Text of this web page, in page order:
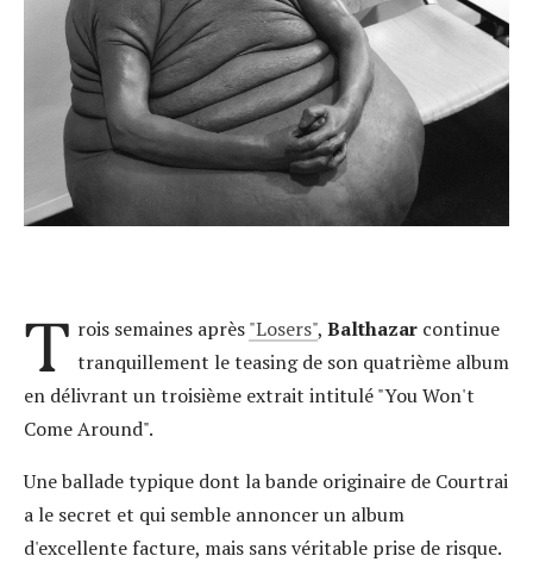
T rois semaines après"Losers", Balthazarcontinue
tranquillement le teasing de son quatrième album
en délivrant un troisième extrait intitulé "You Won't
Come Around".
Une ballade typique dont la bande originaire de Courtrai
a le secret et qui semble annoncer un album
d'excellente facture, mais sans véritable prise de risque.